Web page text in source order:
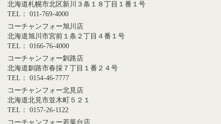
北海道札幌市北区新川３条１８丁目１番１号
TEL： 011-769-4000
コーチャンフォー旭川店
北海道旭川市宮前１条２丁目４番１号
TEL： 0166-76-4000
コーチャンフォー釧路店
北海道釧路市春採７丁目１番２４号
TEL： 0154-46-7777
コーチャンフォー北見店
北海道北見市並木町５２１
TEL： 0157-26-1122
コーチャンフォー若葉台店